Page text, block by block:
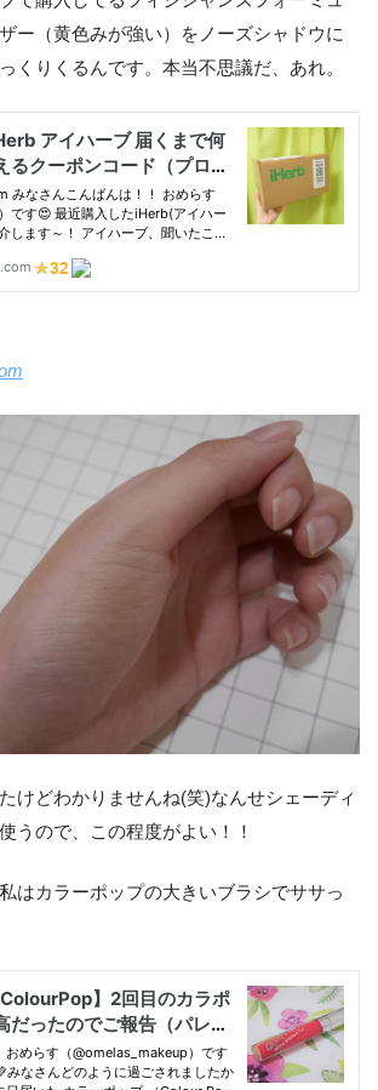
ー（黄色みが強い）をノーズシャドウに
くりくるんです。本当不思議だ、あれ。
けどわかりませんね(笑)なんせシェーディ
うので、この程度がよい！！
はカラーポップの大きいブラシでササっ